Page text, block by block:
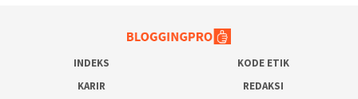
INDEKS
KODE ETIK
KARIR
REDAKSI